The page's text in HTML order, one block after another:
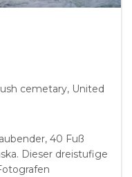
cemetary, United
40 Fuß
Dieser dreistufige